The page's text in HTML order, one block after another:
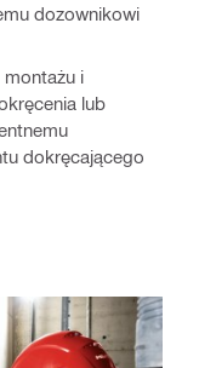
dozownikowi
i
lub
dokręcającego